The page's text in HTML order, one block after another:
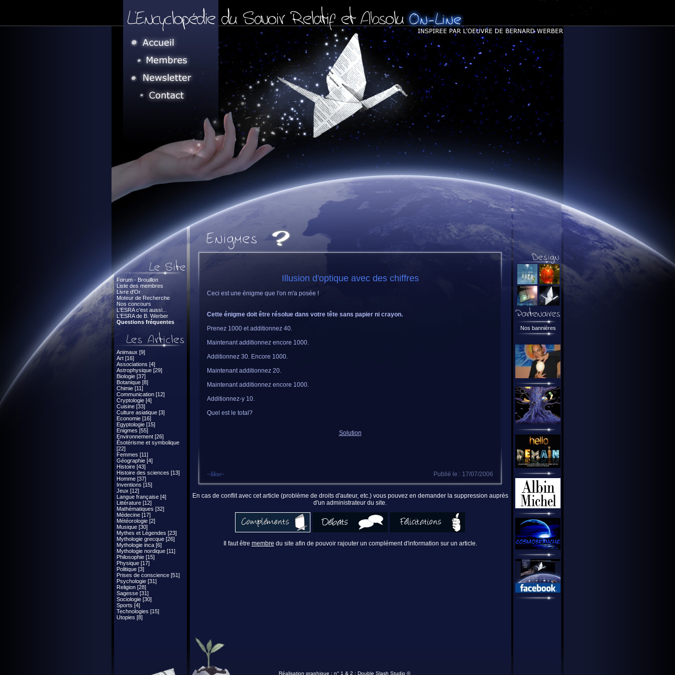
Forum - Brouillon
Liste des membres
Livre d'Or
Moteur de Recherche
Nos concours
L'ESRA c'est aussi...
L'ESRA de B. Werber
Questions fréquentes
Animaux [9]
Art [16]
Associations [4]
Astrophysique [29]
Biologie [37]
Botanique [8]
Chimie [11]
Communication [12]
Cryptologie [4]
Cuisine [33]
Culture asiatique [3]
Economie [16]
Egyptologie [15]
Enigmes [55]
Environnement [26]
Ésotérisme et symbolique
[22]
Femmes [11]
Géographie [4]
Histoire [43]
Histoire des sciences [13]
Homme [37]
Inventions [15]
Jeux [12]
Langue française [4]
Littérature [12]
Mathématiques [32]
Médecine [17]
Météorologie [2]
Musique [30]
Mythes et Légendes [23]
Mythologie grecque [26]
Mythologie inca [6]
Mythologie nordique [11]
Philosophie [15]
Physique [17]
Politique [3]
Prises de conscience [51]
Psychologie [31]
Religion [28]
Sagesse [31]
Sociologie [30]
Sports [4]
Technologies [15]
Utopies [8]
Illusion d'optique avec des chiffres
Ceci est une énigme que l'on m'a posée !
Cette énigme doit être résolue dans votre tête sans papier ni crayon.
Prenez 1000 et additionnez 40.
Maintenant additionnez encore 1000.
Additionnez 30. Encore 1000.
Maintenant additionnez 20.
Maintenant additionnez encore 1000.
Additionnez-y 10.
Quel est le total?
Solution
~liloo~ Publié le : 17/07/2006
En cas de conflit avec cet article (problème de droits d'auteur, etc.) vous pouvez en demander la suppression auprès
d'un administrateur du site.
Il faut être membre du site afin de pouvoir rajouter un complément d'information sur un article.
Nos bannières
Réalisation graphique : n° 1 & 2 : Double Slash Studio ©